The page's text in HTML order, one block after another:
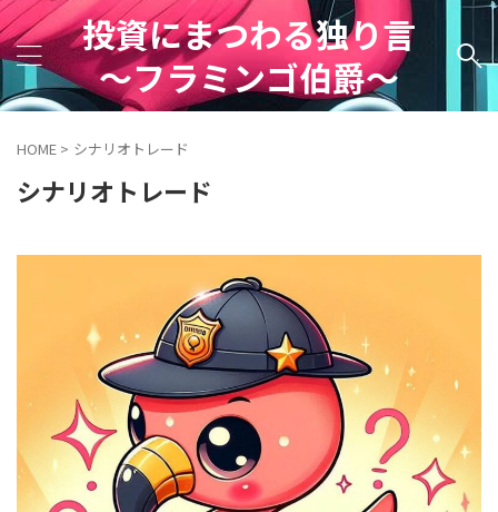
投資にまつわる独り言
～フラミンゴ伯爵～
HOME > シナリオトレード
シナリオトレード